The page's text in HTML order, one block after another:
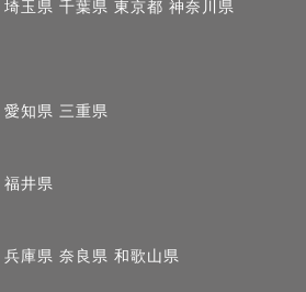
埼玉県 千葉県 東京都 神奈川県
愛知県 三重県
福井県
兵庫県 奈良県 和歌山県